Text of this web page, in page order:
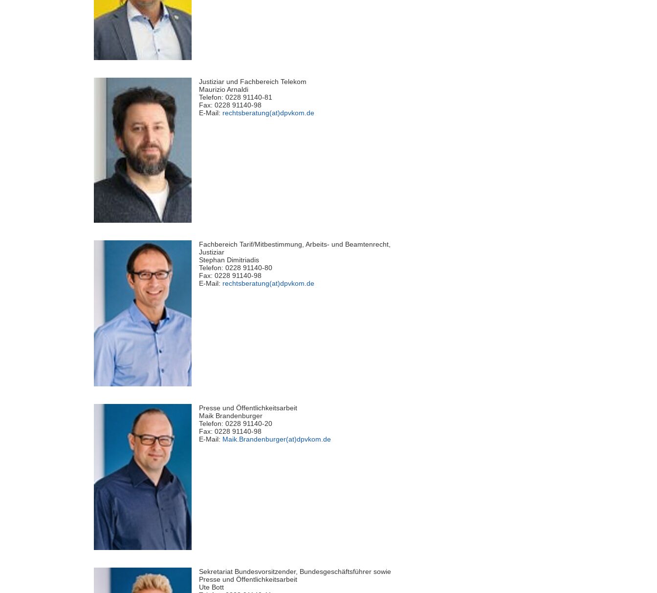
Justiziar und Fachbereich Telekom
Maurizio Arnaldi
Telefon: 0228 91140-81
Fax: 0228 91140-98
E-Mail: rechtsberatung(at)dpvkom.de
Fachbereich Tarif/Mitbestimmung, Arbeits- und Beamtenrecht,
Justiziar
Stephan Dimitriadis
Telefon: 0228 91140-80
Fax: 0228 91140-98
E-Mail: rechtsberatung(at)dpvkom.de
Presse und Öffentlichkeitsarbeit
Maik Brandenburger
Telefon: 0228 91140-20
Fax: 0228 91140-98
E-Mail: Maik.Brandenburger(at)dpvkom.de
Sekretariat Bundesvorsitzender, Bundesgeschäftsführer sowie
Presse und Öffentlichkeitsarbeit
Ute Bott